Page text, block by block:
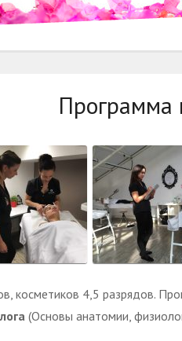
Программа
косметиков 4,5 разрядов.
(Основы анатомии,